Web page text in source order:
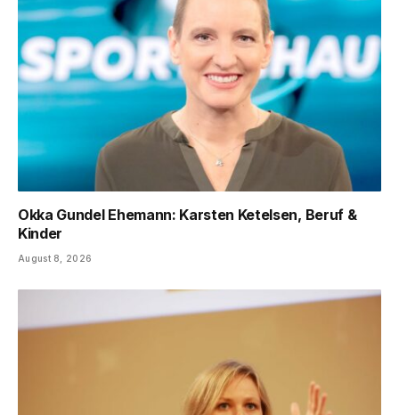
Okka Gundel Ehemann: Karsten Ketelsen, Beruf &
Kinder
August 8, 2026